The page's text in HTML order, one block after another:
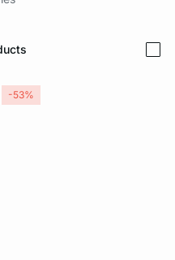
-53%